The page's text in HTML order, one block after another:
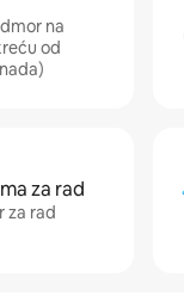
na
od
za rad
za rad